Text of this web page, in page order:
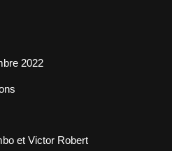
2022
et Victor Robert